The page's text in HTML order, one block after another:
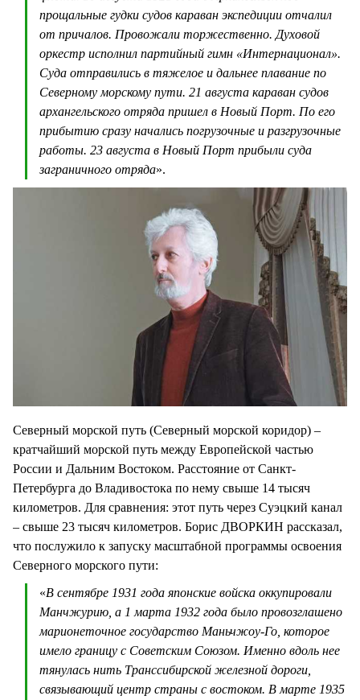
прощальные гудки судов караван экспедиции отчалил
от причалов. Провожали торжественно. Духовой
оркестр исполнил партийный гимн «Интернационал».
Суда отправились в тяжелое и дальнее плавание по
Северному морскому пути. 21 августа караван судов
архангельского отряда пришел в Новый Порт. По его
прибытию сразу начались погрузочные и разгрузочные
работы. 23 августа в Новый Порт прибыли суда
заграничного отряда».
Северный морской путь (Северный морской коридор) –
кратчайший морской путь между Европейской частью
России и Дальним Востоком. Расстояние от Санкт-
Петербурга до Владивостока по нему свыше 14 тысяч
километров. Для сравнения: этот путь через Суэцкий канал
– свыше 23 тысяч километров. Борис ДВОРКИН рассказал,
что послужило к запуску масштабной программы освоения
Северного морского пути:
«В сентябре 1931 года японские войска оккупировали
Манчжурию, а 1 марта 1932 года было провозглашено
марионеточное государство Маньчжоу-Го, которое
имело границу с Советским Союзом. Именно вдоль нее
тянулась нить Транссибирской железной дороги,
связывающий центр страны с востоком. В марте 1935